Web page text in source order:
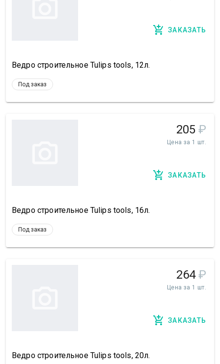
ЗАКАЗАТЬ
Ведро строительное Tulips tools, 12л.
Под заказ
205 ₽
Цена за 1 шт.
ЗАКАЗАТЬ
Ведро строительное Tulips tools, 16л.
Под заказ
264 ₽
Цена за 1 шт.
ЗАКАЗАТЬ
Ведро строительное Tulips tools, 20л.